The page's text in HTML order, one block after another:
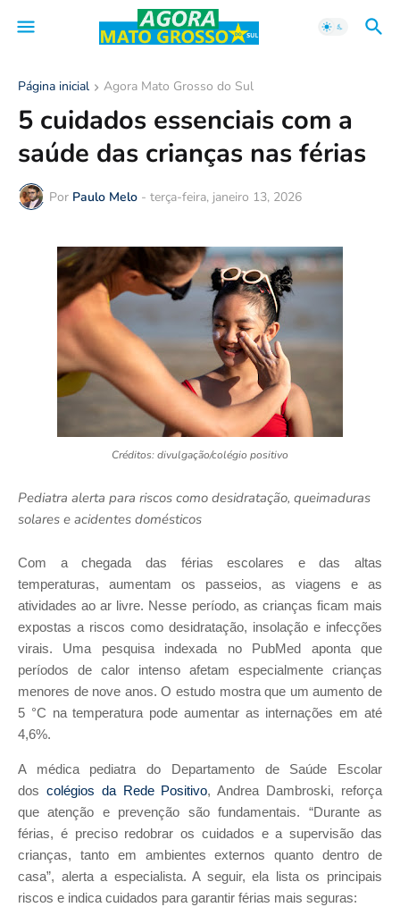
Página inicial Agora Mato Grosso do Sul
5 cuidados essenciais com a
saúde das crianças nas férias
Por Paulo Melo - terça-feira, janeiro 13, 2026
Créditos: divulgação/colégio positivo
Pediatra alerta para riscos como desidratação, queimaduras
solares e acidentes domésticos
Com a chegada das férias escolares e das altas
temperaturas, aumentam os passeios, as viagens e as
atividades ao ar livre. Nesse período, as crianças ficam mais
expostas a riscos como desidratação, insolação e infecções
virais. Uma pesquisa indexada no PubMed aponta que
períodos de calor intenso afetam especialmente crianças
menores de nove anos. O estudo mostra que um aumento de
5 °C na temperatura pode aumentar as internações em até
4,6%.
A médica pediatra do Departamento de Saúde Escolar
dos colégios da Rede Positivo, Andrea Dambroski, reforça
que atenção e prevenção são fundamentais. “Durante as
férias, é preciso redobrar os cuidados e a supervisão das
crianças, tanto em ambientes externos quanto dentro de
casa”, alerta a especialista. A seguir, ela lista os principais
riscos e indica cuidados para garantir férias mais seguras: